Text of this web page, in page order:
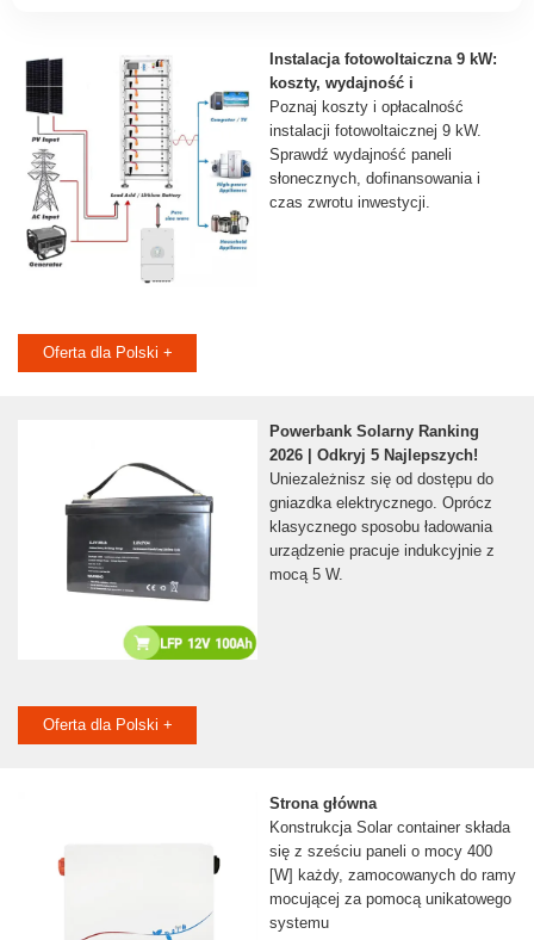
Instalacja fotowoltaiczna 9 kW:
koszty, wydajność i
Poznaj koszty i opłacalność
instalacji fotowoltaicznej 9 kW.
Sprawdź wydajność paneli
słonecznych, dofinansowania i
czas zwrotu inwestycji.
Oferta dla Polski +
Powerbank Solarny Ranking
2026 | Odkryj 5 Najlepszych!
Uniezależnisz się od dostępu do
gniazdka elektrycznego. Oprócz
klasycznego sposobu ładowania
urządzenie pracuje indukcyjnie z
mocą 5 W.
Oferta dla Polski +
Strona główna
Konstrukcja Solar container składa
się z sześciu paneli o mocy 400
[W] każdy, zamocowanych do ramy
mocującej za pomocą unikatowego
systemu